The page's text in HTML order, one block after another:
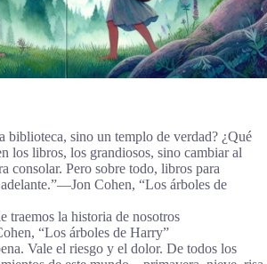
biblioteca, sino un templo de verdad? ¿Qué
los libros, los grandiosos, sino cambiar al
consolar. Pero sobre todo, libros para
Cohen, “Los árboles de
traemos la historia de nosotros
“Los árboles de Harry”
Vale el riesgo y el dolor. De todos los